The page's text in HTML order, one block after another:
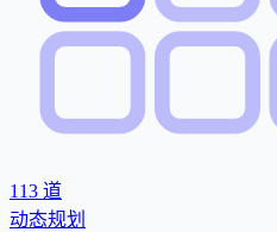
113 道
动态规划